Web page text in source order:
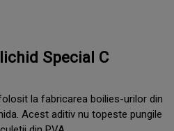
Special C
la fabricarea boilies-urilor din
Acest aditiv nu topeste pungile